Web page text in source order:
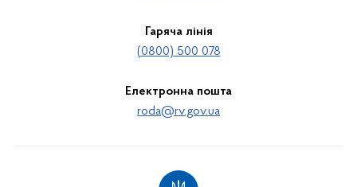
Гаряча лінія
(0800) 500 078
Електронна пошта
roda@rv.gov.ua